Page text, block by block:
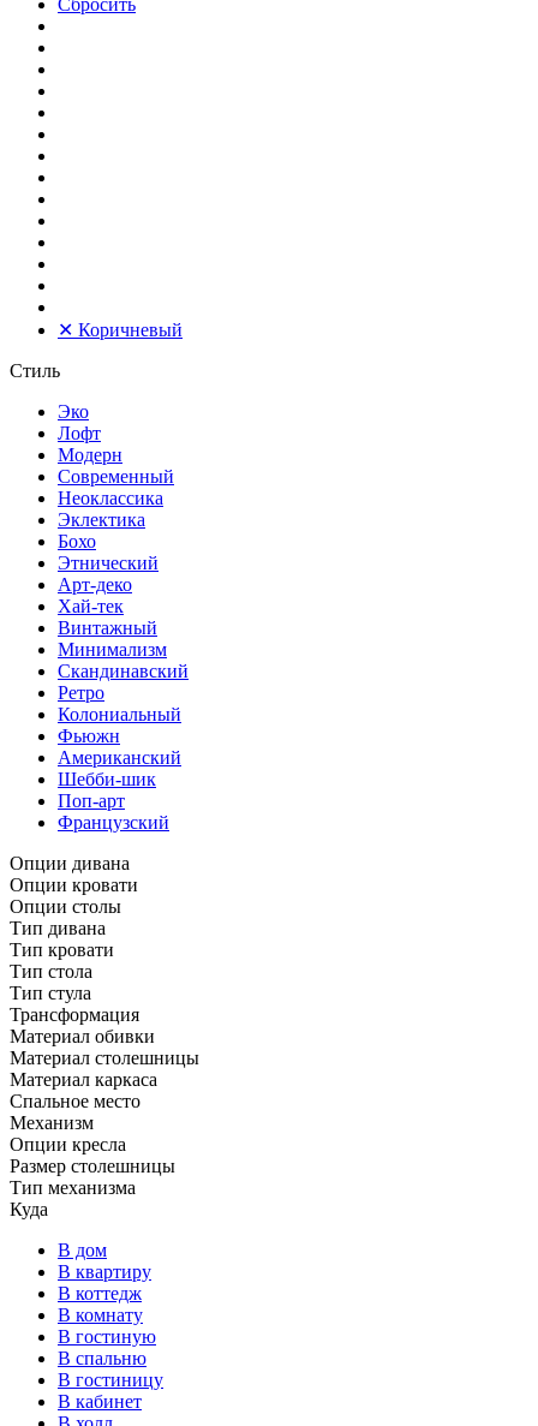
Сбросить
✕ Коричневый
Стиль
Эко
Лофт
Модерн
Современный
Неоклассика
Эклектика
Бохо
Этнический
Арт-деко
Хай-тек
Винтажный
Минимализм
Скандинавский
Ретро
Колониальный
Фьюжн
Американский
Шебби-шик
Поп-арт
Французский
Опции дивана
Опции кровати
Опции столы
Тип дивана
Тип кровати
Тип стола
Тип стула
Трансформация
Материал обивки
Материал столешницы
Материал каркаса
Спальное место
Механизм
Опции кресла
Размер столешницы
Тип механизма
Куда
В дом
В квартиру
В коттедж
В комнату
В гостиную
В спальню
В гостиницу
В кабинет